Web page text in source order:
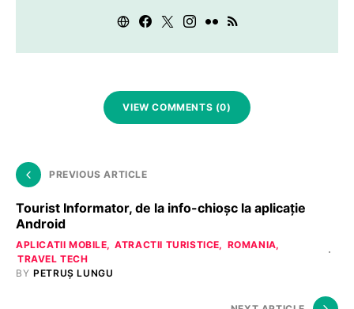
VIEW COMMENTS (0)
PREVIOUS ARTICLE
Tourist Informator, de la info-chioșc la aplicație
Android
APLICATII MOBILE ATRACTII TURISTICE
ROMANIA
TRAVEL TECH
BY PETRUȘ LUNGU